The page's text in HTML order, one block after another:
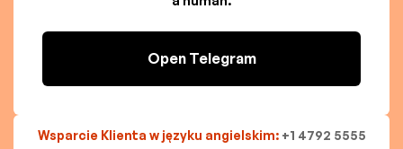
Open Telegram
Wsparcie Klienta w języku angielskim: +1 4792 5555